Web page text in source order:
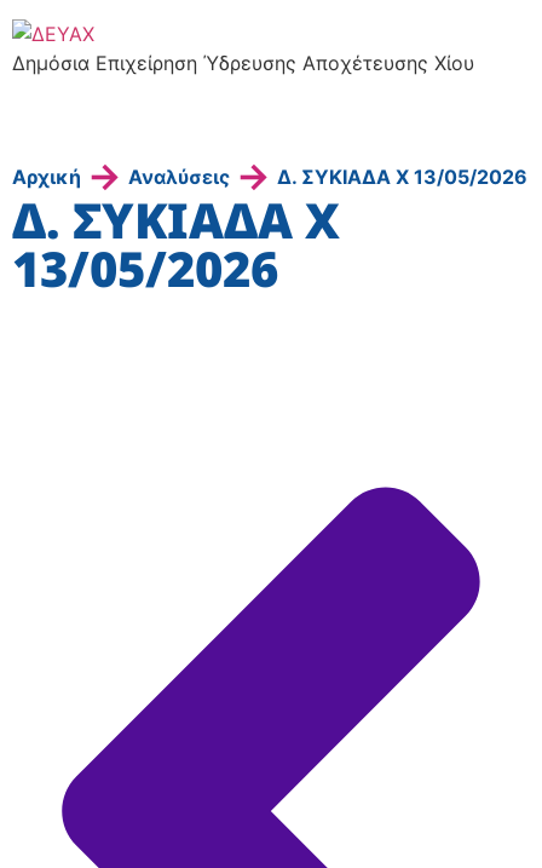
Δημόσια Επιχείρηση Ύδρευσης Αποχέτευσης Χίου
Αρχική → Αναλύσεις → Δ. ΣΥΚΙΑΔΑ X 13/05/2026
Δ. ΣΥΚΙΑΔΑ X
13/05/2026